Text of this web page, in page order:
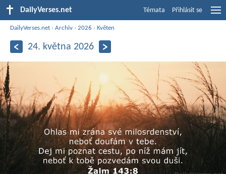
DailyVerses.net Témata Přihlásit se
DailyVerses.net ›Archiv ›2026 ›Květen
24. května 2026